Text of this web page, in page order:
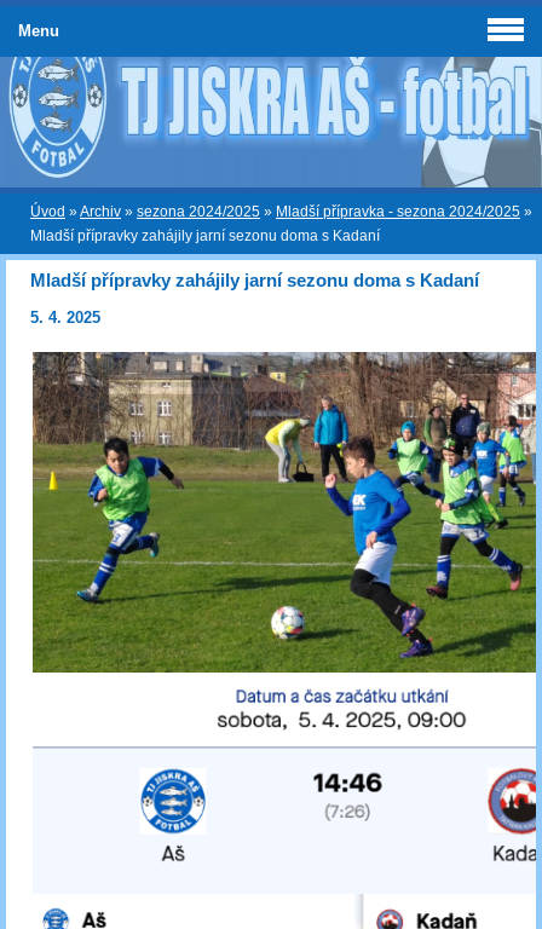
Úvod »Archiv » sezona 2024/2025 » Mladší přípravka - sezona 2024/2025 »
Mladší přípravky zahájily jarní sezonu doma s Kadaní
Mladší přípravky zahájily jarní sezonu doma s Kadaní
5. 4. 2025
Menu